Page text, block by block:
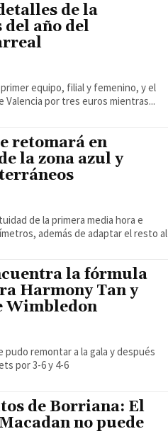
de la
del año del
equipo, filial y femenino, y el
por tres euros mientras...
retomará en
la zona azul y
de la primera media hora e
además de adaptar el resto al
la fórmula
Harmony Tan y
Wimbledon
pudo remontar a la gala y después
por 3-6 y 4-6
de Borriana: El
no puede